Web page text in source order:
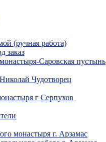
(ручная работа)
заказ
Саровская пустынь
Чудотворец
г Серпухов
монастыря г. Арзамас